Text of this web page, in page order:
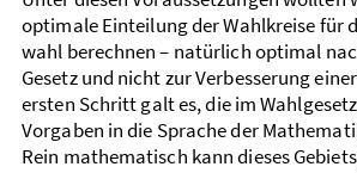
optimale Einteilung der Wahl­kreise für
wahl berechnen – natürlich optimal
Gesetz und nicht zur Verbesserung
ersten Schritt galt es, die im
Vorgaben in die Sprache der
Rein mathematisch kann dieses